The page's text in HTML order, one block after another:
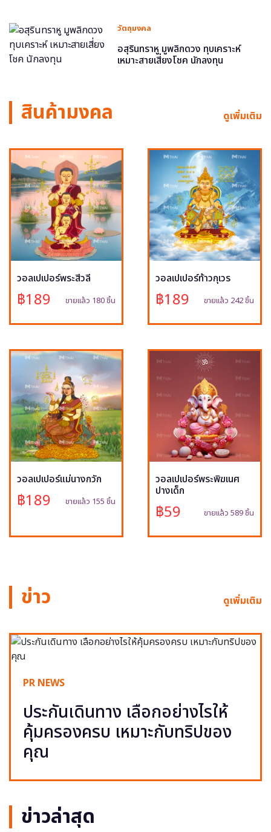
วัตถุมงคล
อสุรินทราหู มูพลิกดวง ทุบเคราะห์
เหมาะสายเสี่ยงโชค นักลงทุน
สินค้ามงคล ดูเพิ่มเติม
วอลเปเปอร์พระสีวลี
฿189 ขายแล้ว 180 ชิ้น
วอลเปเปอร์ท้าวกุเวร
฿189 ขายแล้ว 242 ชิ้น
วอลเปเปอร์แม่นางกวัก
฿189 ขายแล้ว 155 ชิ้น
วอลเปเปอร์พระพิฆเนศ
ปางเด็ก
฿59 ขายแล้ว 589 ชิ้น
ข่าว ดูเพิ่มเติม
PR NEWS
ประกันเดินทาง เลือกอย่างไรให้
คุ้มครองครบ เหมาะกับทริปของ
คุณ
ข่าวล่าสุด